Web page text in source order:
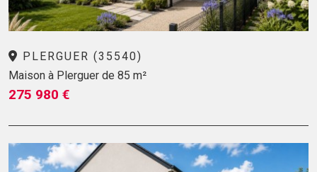
PLERGUER (35540)
Maison à Plerguer de 85 m²
275 980 €